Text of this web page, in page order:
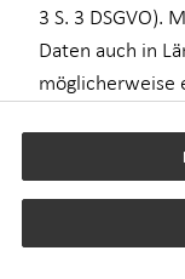
3 S. 3 DSGVO).
Daten auch in
möglicherweise
auf dem EU-US
angemessenes
Informationen
Impressum